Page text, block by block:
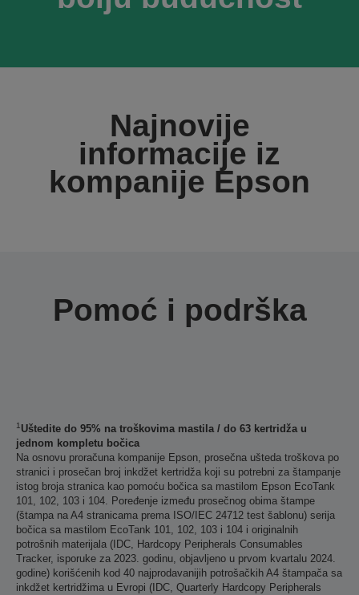
Najnovije
informacije iz
kompanije Epson
Pomoć i podrška
1 Uštedite do 95% na troškovima mastila / do 63 kertridža u
jednom kompletu bočica
Na osnovu proračuna kompanije Epson, prosečna ušteda troškova po
stranici i prosečan broj inkdžet kertridža koji su potrebni za štampanje
istog broja stranica kao pomoću bočica sa mastilom Epson EcoTank
101, 102, 103 i 104. Poređenje između prosečnog obima štampe
(štampa na A4 stranicama prema ISO/IEC 24712 test šablonu) serija
bočica sa mastilom EcoTank 101, 102, 103 i 104 i originalnih
potrošnih materijala (IDC, Hardcopy Peripherals Consumables
Tracker, isporuke za 2023. godinu, objavljeno u prvom kvartalu 2024.
godine) korišćenih kod 40 najprodavanijih potrošačkih A4 štampača sa
inkdžet kertridžima u Evropi (IDC, Quarterly Hardcopy Peripherals